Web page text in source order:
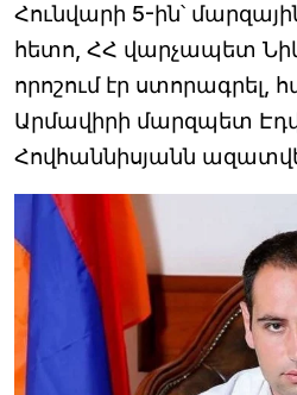
Հունվարի 5-ին՝
հետո, ՀՀ վարչապետ
որոշում էր ստորագրել,
Արմավիրի մարզպետ
Հովհաննիսյանն